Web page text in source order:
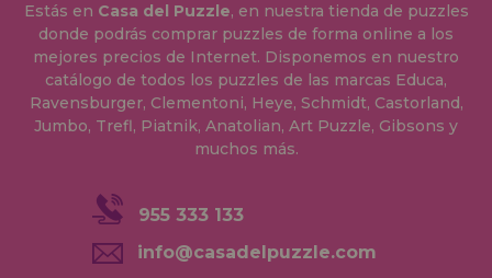
Estás en Casa del Puzzle, en nuestra tienda de puzzles
donde podrás comprar puzzles de forma online a los
mejores precios de Internet. Disponemos en nuestro
catálogo de todos los puzzles de las marcas Educa,
Ravensburger, Clementoni, Heye, Schmidt, Castorland,
Jumbo, Trefl, Piatnik, Anatolian, Art Puzzle, Gibsons y
muchos más.
955 333 133
info@casadelpuzzle.com